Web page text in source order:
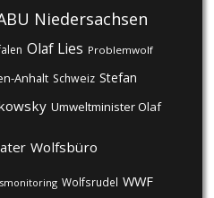
Niedersachsen
Olaf Lies Problemwolf
Anhalt Schweiz Stefan
Umweltminister Olaf
Wolfsbüro
Wolfsrudel WWF